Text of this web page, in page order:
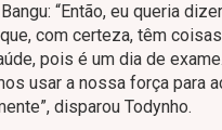
“Então, eu queria
com certeza, têm
pois é um dia de
usar a nossa força para
disparou Todynho.